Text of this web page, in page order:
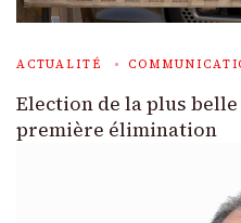
ACTUALITÉ
Election de la plus belle
première élimination